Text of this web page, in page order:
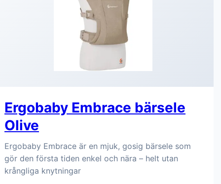
Ergobaby Embrace bärsele
Olive
Ergobaby Embrace är en mjuk, gosig bärsele som
gör den första tiden enkel och nära – helt utan
krångliga knytningar